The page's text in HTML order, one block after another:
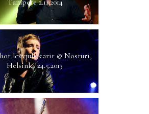
Tampere 2.11.2014
levyjulkkarit @ Nosturi,
Helsinki 24.5.2013